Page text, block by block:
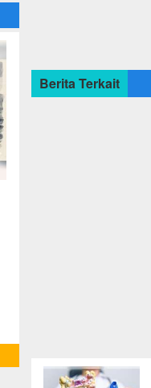
Berita Terkait